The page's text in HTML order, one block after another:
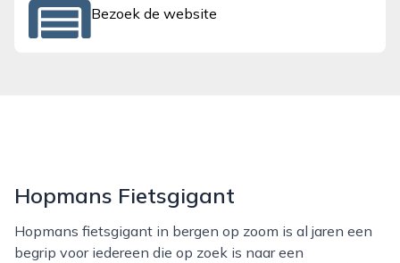
Bezoek de website
Hopmans Fietsgigant
Hopmans fietsgigant in bergen op zoom is al jaren een
begrip voor iedereen die op zoek is naar een